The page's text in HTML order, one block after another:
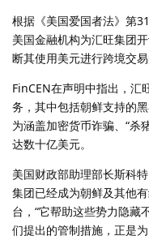
根据《美国爱国者法》第
美国金融机构为汇旺集团
断其使用美元进行跨境交易
FinCEN在声明中指出，汇
务，其中包括朝鲜支持的
为涵盖加密货币诈骗、“杀
达数十亿美元。
美国财政部助理部长斯科
集团已经成为朝鲜及其他
台，“它帮助这些势力隐藏
们提出的管制措施，正是